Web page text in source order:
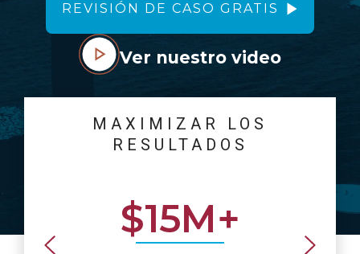
REVISIÓN DE CASO GRATIS
Ver nuestro video
MAXIMIZAR LOS
RESULTADOS
$15M+